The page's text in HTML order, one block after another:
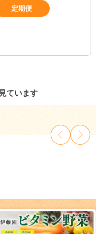
定期便
ています